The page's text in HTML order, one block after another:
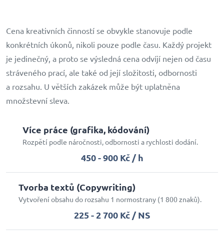
Cena kreativních činností se obvykle stanovuje podle
konkrétních úkonů, nikoli pouze podle času. Každý projekt
je jedinečný, a proto se výsledná cena odvíjí nejen od času
stráveného prací, ale také od její složitosti, odbornosti
a rozsahu. U větších zakázek může být uplatněna
množstevní sleva.
Více práce (grafika, kódování)
Rozpětí podle náročnosti, odbornosti a rychlosti dodání.
450 - 900 Kč / h
Tvorba textů (Copywriting)
Vytvoření obsahu do rozsahu 1 normostrany (1 800 znaků).
225 - 2 700 Kč / NS